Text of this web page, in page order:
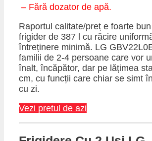
– Fără dozator de apă.
Raportul calitate/preț e foarte
frigider de 387 l cu răcire
întreținere minimă. LG
familii de 2-4 persoane care vor
înalt, încăpător, dar pe lățimea
cm, cu funcții care chiar se simt
cu zi.
Vezi pretul de azi